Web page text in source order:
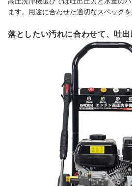
ます。用途に合わせた適切なスペック
落としたい汚れに合わせて、吐